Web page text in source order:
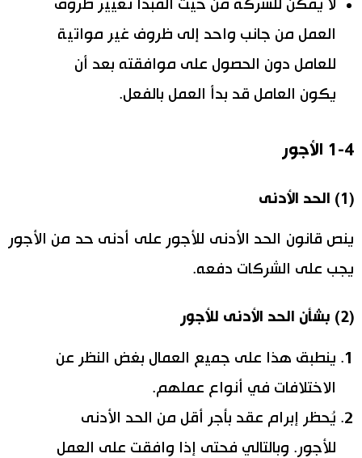
لا يمكن للشركة من حيث المبدأ تغيير ظروف
العمل من جانب واحد إلى ظروف غير مواتية
للعامل دون الحصول على موافقته بعد أن
يكون العامل قد بدأ العمل بالفعل.
1-4 الأجور
(1) الحد الأدنى
ينص قانون الحد الأدنى للأجور على أدنى حد من الأجور
يجب على الشركات دفعه.
(2) بشأن الحد الأدنى للأجور
ينطبق هذا على جميع العمال بغض النظر عن
الاختلافات في أنواع عملهم.
يُحظر إبرام عقد بأجر أقل من الحد الأدنى
للأجور. وبالتالي فحتى إذا وافقت على العمل